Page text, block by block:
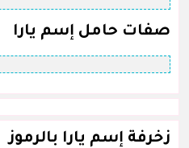
صفات حامل إسم يارا
زخرفة إسم يارا بالرموز